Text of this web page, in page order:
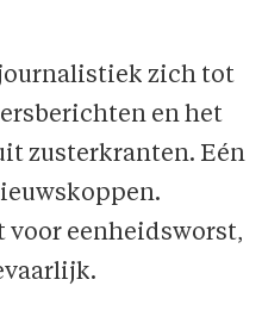
zich tot
en het
zusterkranten. Eén
voor eenheidsworst,